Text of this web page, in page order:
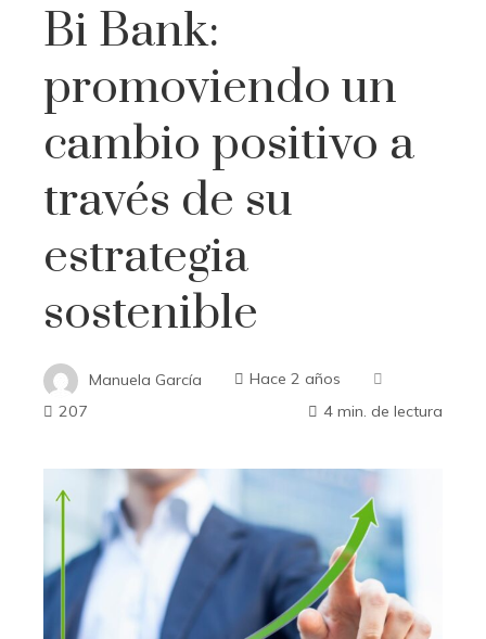
Bi Bank:
promoviendo un
cambio positivo a
través de su
estrategia
sostenible
Manuela García
Hace 2 años
207
4 min. de lectura